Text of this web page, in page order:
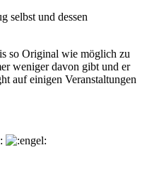
selbst und dessen
so Original wie möglich zu
weniger davon gibt und er
auf einigen Veranstaltungen